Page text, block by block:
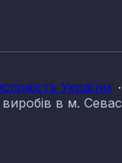
України
в м.